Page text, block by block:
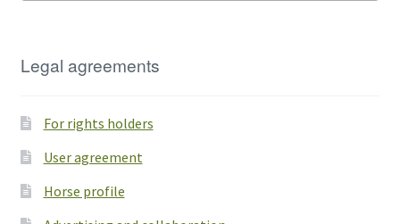
Legal agreements
For rights holders
User agreement
Horse profile